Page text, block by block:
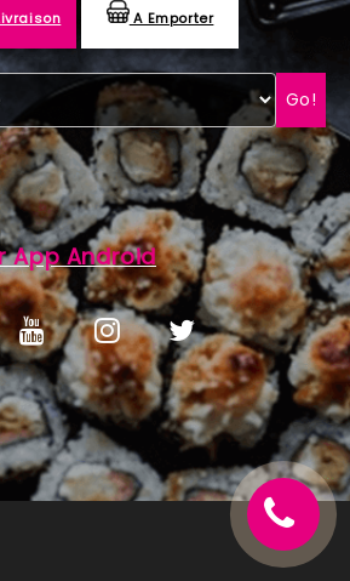
A Emporter
Go!
App Android